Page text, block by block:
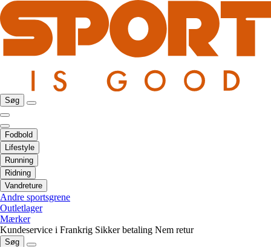
Søg
Fodbold
Lifestyle
Running
Ridning
Vandreture
Andre sportsgrene
Outletlager
Mærker
Kundeservice i Frankrig Sikker betaling Nem retur
Søg